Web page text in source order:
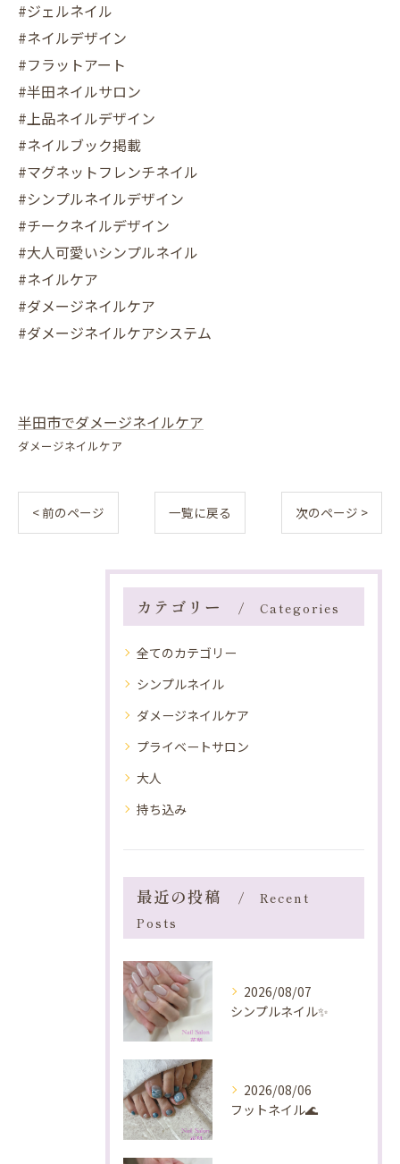
#ジェルネイル
#ネイルデザイン
#フラットアート
#半田ネイルサロン
#上品ネイルデザイン
#ネイルブック掲載
#マグネットフレンチネイル
#シンプルネイルデザイン
#チークネイルデザイン
#大人可愛いシンプルネイル
#ネイルケア
#ダメージネイルケア
#ダメージネイルケアシステム
半田市でダメージネイルケア
ダメージネイルケア
< 前のページ 一覧に戻る 次のページ >
カテゴリー Categories
全てのカテゴリー
シンプルネイル
ダメージネイルケア
プライベートサロン
大人
持ち込み
最近の投稿
Recent
Posts
2026/08/07
シンプルネイル✨️
2026/08/06
フットネイル🌊